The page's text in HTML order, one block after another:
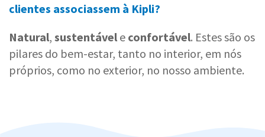
clientes associassem à Kipli?
Natural, sustentável e confortável. Estes são os
pilares do bem-estar, tanto no interior, em nós
próprios, como no exterior, no nosso ambiente.